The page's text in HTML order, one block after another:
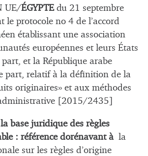
UE/ÉGYPTE du 21 septembre
le protocole no 4 de l’accord
établissant une association
européennes et leurs États
part, et la République arabe
part, relatif à la définition de la
originaires» et aux méthodes
[2015/2435]
base juridique des règles
: référence dorénavant à la
sur les règles d’origine